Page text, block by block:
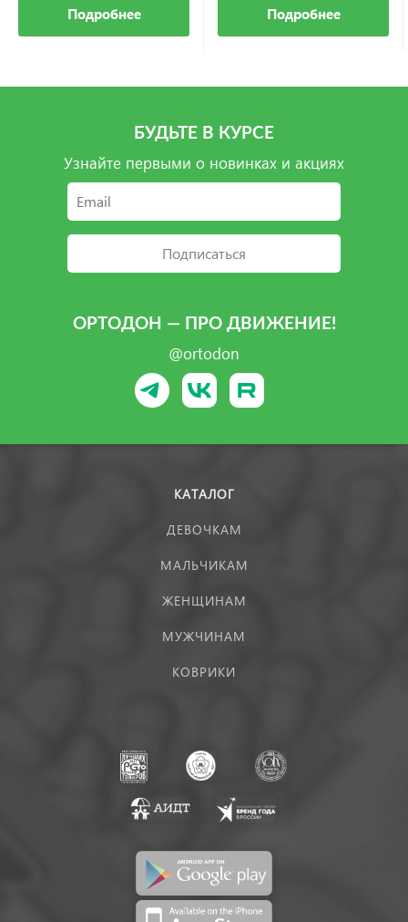
Подробнее Подробнее
БУДЬТЕ В КУРСЕ
Узнайте первыми о новинках и акциях
Подписаться
ОРТОДОН — ПРО ДВИЖЕНИЕ!
@ortodon
КАТАЛОГ
ДЕВОЧКАМ
МАЛЬЧИКАМ
ЖЕНЩИНАМ
МУЖЧИНАМ
КОВРИКИ